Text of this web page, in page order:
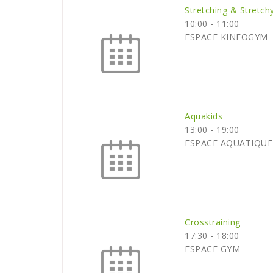
Stretching &
10:00 - 11:00
ESPACE KINEOGYM
Aquakids
13:00 - 19:00
ESPACE AQUATIQUE
Crosstraining
17:30 - 18:00
ESPACE GYM